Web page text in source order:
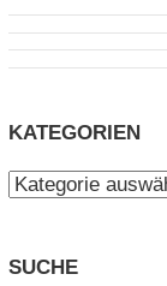
KATEGORIEN
Kategorien
SUCHE